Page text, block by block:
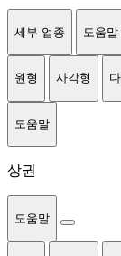
세부 업종 도움말
원형 사각형
도움말
상권
도움말